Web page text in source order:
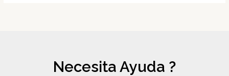
Necesita Ayuda ?